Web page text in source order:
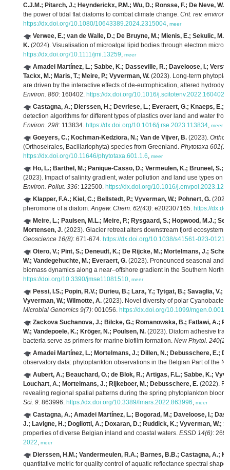
C.J.M.; Pitarch, J.; Heynderickx, P.M.; Wu, D.; Ronsse, F.; De Neve, W.;
the power of tidal flat diatoms to combat climate change. Crit. rev. environ.
https://dx.doi.org/10.1080/10643389.2024.2315004, meer
Verwee, E.; van de Walle, D.; De Bruyne, M.; Mienis, E.; Sekulic,
K. (2024). Visualisation of microalgal lipid bodies through electron
https://dx.doi.org/10.1111/jmi.13259, meer
Amadei Martínez, L.; Sabbe, K.; Dasseville, R.; Daveloose, I.;
Tackx, M.; Maris, T.; Meire, P.; Vyverman, W. (2023). Long-term
are driven by the interactive effects of de-eutrophication, altered
Environ. 860: 160402. https://dx.doi.org/10.1016/j.scitotenv.2022.160402
Castagna, A.; Dierssen, H.; Devriese, L.; Everaert, G.; Knaeps, E.;
detection algorithms for different types of plastics over land and water
Environ. 298: 113834. https://dx.doi.org/10.1016/j.rse.2023.113834, meer
Goeyers, C.; Kochman-Kedziora, N.; Van de Vijver, B. (2023).
(Orthoseirales, Bacillariophyta) species from Greenland. Phytotaxa 601(1)
https://dx.doi.org/10.11646/phytotaxa.601.1.6, meer
Ho, L.; Barthel, M.; Panique-Casso, D.; Vermeulen, K.; Bruneel, S.;
(2023). Impact of salinity gradient, water pollution and land use types on
Environ. Pollut. 336: 122500. https://dx.doi.org/10.1016/
Klapper, F.A.; Kiel, C.; Bellstedt, P.; Vyverman, W.; Pohnert, G.
pheromone of a diatom.Angew. Chem. 62(43): e202307165. https://
Meire, L.; Paulsen, M.L.; Meire, P.; Rysgaard, S.; Hopwood, M.J.;
Mortensen, J. (2023). Glacier retreat alters downstream fjord ecosystem
Geoscience 16(8): 671-674. https://dx.doi.org/10.1038/s41561-023-
Otero, V.; Pint, S.; Deneudt, K.; De Rijcke, M.; Mortelmans, J.;
W.; Vandegehuchte, M.; Everaert, G. (2023). Pronounced seasonal and
biomass dynamics along a near–offshore gradient in the Southern North
https://doi.org/10.3390/jmse11081510, meer
Pessi, I.S.; Popin, R.V.; Durieu, B.; Lara, Y.; Tytgat, B.; Savaglia, V.;
Vyverman, W.; Wilmotte, A. (2023). Novel diversity of polar
Microbial Genomics 9(7): 001056. https://dx.doi.org/10.1099/
Zackova Suchanova, J.; Bilcke, G.; Romanowska, B.; Fatlawi, A.;
W.; Vandepoele, K.; Kröger, N.; Poulsen, N. (2023). Diatom adhesive
bacteria serve as primers for marine biofilm formation. New Phytol. 240(2)
Amadei Martínez, L.; Mortelmans, J.; Dillen, N.; Debusschere, E.;
observatory data: phytoplankton observations in the Belgian Part of the
Aubert, A.; Beauchard, O.; de Blok, R.; Artigas, F.L.; Sabbe, K.;
Louchart, A.; Mortelmans, J.; Rijkeboer, M.; Debusschere, E. (2022).
revealing regional spatial patterns during the spring phytoplankton
Sci. 9: 863996. https://dx.doi.org/10.3389/fmars.2022.863996, meer
Castagna, A.; Amadei Martínez, L.; Bogorad, M.; Daveloose, I.;
J.; Lavigne, H.; Dogliotti, A.; Doxaran, D.; Ruddick, K.; Vyverman, W.;
properties of diverse Belgian inland and coastal waters. ESSD 14(6):
2022, meer
Dierssen, H.M.; Vandermeulen, R.A.; Barnes, B.B.; Castagna, A.;
quantitative metric for quality control of aquatic reflectance spectral